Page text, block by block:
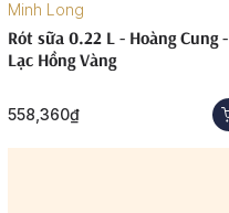
Minh Long
Rót sữa 0.22 L - Hoàng Cung -
Lạc Hồng Vàng
558,360₫